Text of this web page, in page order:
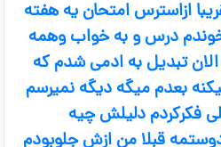
ازاسترس امتحان یه هفته
درس و به خواب وهمه
تبدیل به ادمی شدم که
بعدم میگه دیگه نمیرسم
فکرکردم دلیلش چیه
قبلا من ازش جلوبودم